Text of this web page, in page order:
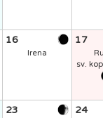
16
Irena
17
sv.
23 24